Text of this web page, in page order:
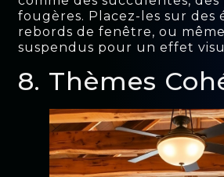
fougères. Placez-les sur des
rebords de fenêtre, ou
suspendus pour un effet
8. Thèmes